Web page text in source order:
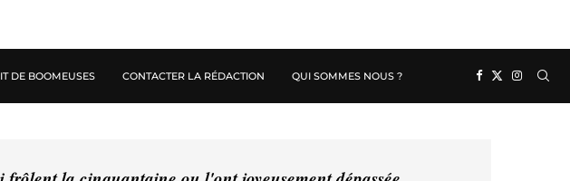
DE BOOMEUSES CONTACTER LA RÉDACTION QUI SOMMES NOUS ?